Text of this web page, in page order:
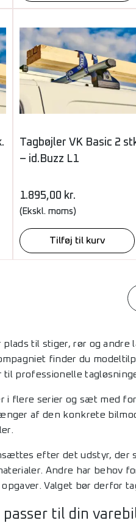
Tagbøjler VK Basic 2
– id.Buzz L1
1.895,00 kr.
(Ekskl. moms)
Tilføj til kurv
plads til stiger, rør og
finder du
professionelle
i flere serier og sæt med
af den konkrete
efter det udstyr,
Andre har behov
Valget bør derfor
til din